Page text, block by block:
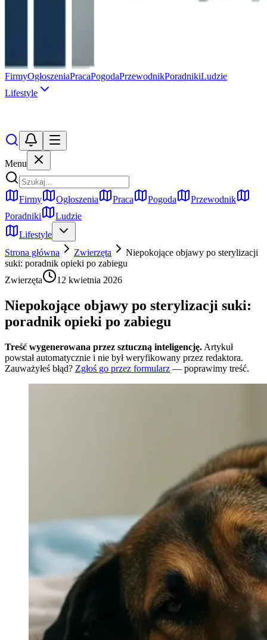
FirmyOgłoszeniaPracaPogodaPrzewodnikPoradnikiLudzie
Lifestyle
Menu
Firmy Ogłoszenia Praca Pogoda
Przewodnik
Poradniki
Ludzie
Lifestyle
Strona główna
Zwierzęta
Niepokojące objawy po sterylizacji
suki: poradnik opieki po zabiegu
Zwierzęta
12 kwietnia 2026
Niepokojące objawy po sterylizacji suki:
poradnik opieki po zabiegu
Treść wygenerowana przez sztuczną inteligencję. Artykuł
powstał automatycznie i nie był weryfikowany przez redaktora.
Zauważyłeś błąd? Zgłoś go przez formularz — poprawimy treść.